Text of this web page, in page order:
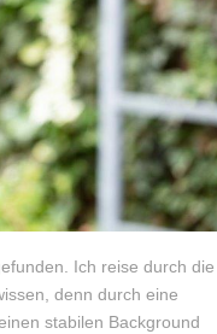
Ich reise durch die
denn durch eine
stabilen Background